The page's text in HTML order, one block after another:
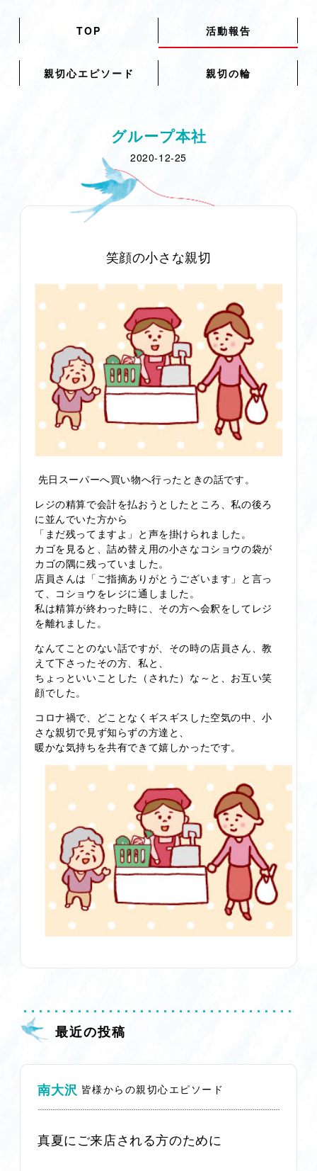
TOP 活動報告
親切心エピソード 親切の輪
グループ本社
2020-12-25
笑顔の小さな親切
先日スーパーへ買い物へ行ったときの話です。
レジの精算で会計を払おうとしたところ、私の後ろ
に並んでいた方から
「まだ残ってますよ」と声を掛けられました。
カゴを見ると、詰め替え用の小さなコショウの袋が
カゴの隅に残っていました。
店員さんは「ご指摘ありがとうございます」と言っ
て、コショウをレジに通しました。
私は精算が終わった時に、その方へ会釈をしてレジ
を離れました。
なんてことのない話ですが、その時の店員さん、教
えて下さったその方、私と、
ちょっといいことした（された）な～と、お互い笑
顔でした。
コロナ禍で、どことなくギスギスした空気の中、小
さな親切で見ず知らずの方達と、
暖かな気持ちを共有できて嬉しかったです。
最近の投稿
南大沢 皆様からの親切心エピソード
真夏にご来店される方のために